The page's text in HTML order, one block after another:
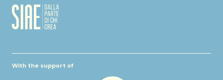
With the support of